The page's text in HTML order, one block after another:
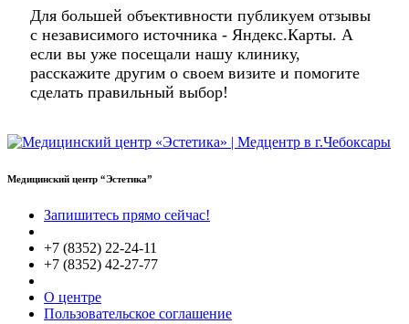
Для большей объективности публикуем отзывы
с независимого источника - Яндекс.Карты. А
если вы уже посещали нашу клинику,
расскажите другим о своем визите и помогите
сделать правильный выбор!
Медицинский центр “Эстетика”
Запишитесь прямо сейчас!
+7 (8352) 22-24-11
+7 (8352) 42-27-77
О центре
Пользовательское соглашение